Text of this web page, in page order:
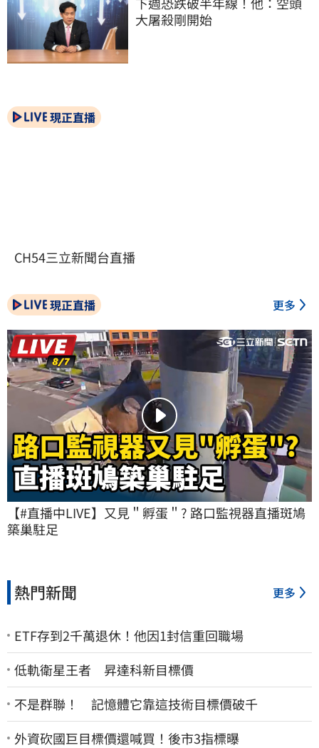
大屠殺剛開始
現正直播
CH54三立新聞台直播
現正直播 更多
【#直播中LIVE】又見＂孵蛋＂? 路口監視器直播斑鳩
築巢駐足
熱門新聞 更多
ETF存到2千萬退休！他因1封信重回職場
低軌衛星王者 昇達科新目標價
不是群聯！ 記憶體它靠這技術目標價破千
外資砍國巨目標價還喊買！後市3指標曝